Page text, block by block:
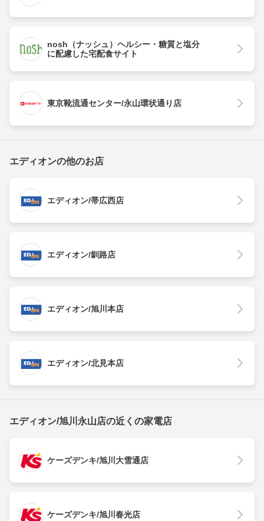
nosh（ナッシュ）ヘルシー・糖質と塩分
に配慮した宅配食サイト
東京靴流通センター/永山環状通り店
エディオンの他のお店
エディオン/帯広西店
エディオン/釧路店
エディオン/旭川本店
エディオン/北見本店
エディオン/旭川永山店の近くの家電店
ケーズデンキ/旭川大雪通店
ケーズデンキ/旭川春光店